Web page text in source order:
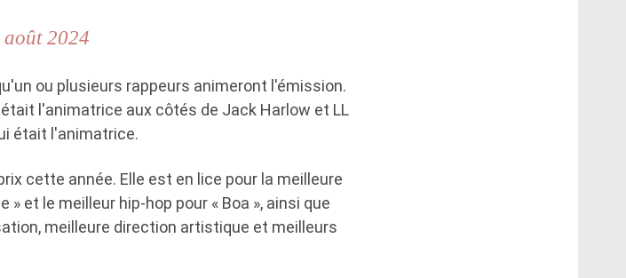
août 2024
ou plusieurs rappeurs animeront l'émission.
l'animatrice aux côtés de Jack Harlow et LL
était l'animatrice.
cette année. Elle est en lice pour la meilleure
» et le meilleur hip-hop pour « Boa », ainsi que
meilleure direction artistique et meilleurs